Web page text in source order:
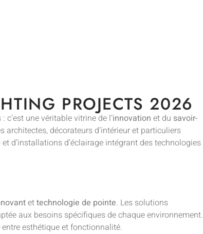
PROJECTS 2026
une véritable vitrine de l’innovation et du savoir-
architectes, décorateurs d’intérieur et particuliers
et d’installations d’éclairage intégrant des technologies
ettechnologie de pointe. Les solutions
aux besoins spécifiques de chaque environnement.
esthétique et fonctionnalité.